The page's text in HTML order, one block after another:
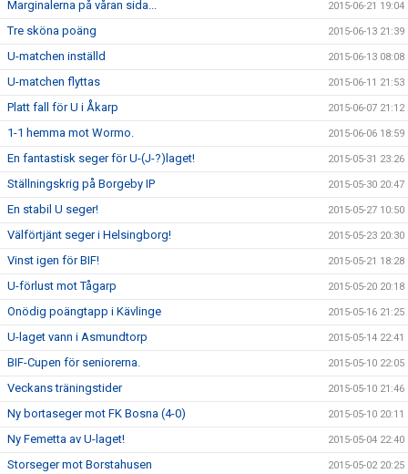
Marginalerna på våran sida... 2015-06-21 19:04
Tre sköna poäng 2015-06-13 21:39
U-matchen inställd 2015-06-13 08:08
U-matchen flyttas 2015-06-11 21:53
Platt fall för U i Åkarp 2015-06-07 21:12
1-1 hemma mot Wormo. 2015-06-06 18:59
En fantastisk seger för U-(J-?)laget! 2015-05-31 23:26
Ställningskrig på Borgeby IP 2015-05-30 20:47
En stabil U seger! 2015-05-27 10:50
Välförtjänt seger i Helsingborg! 2015-05-23 20:30
Vinst igen för BIF! 2015-05-21 18:28
U-förlust mot Tågarp 2015-05-20 20:18
Onödig poängtapp i Kävlinge 2015-05-16 21:25
U-laget vann i Asmundtorp 2015-05-14 22:41
BIF-Cupen för seniorerna. 2015-05-10 22:05
Veckans träningstider 2015-05-10 21:46
Ny bortaseger mot FK Bosna (4-0) 2015-05-10 20:11
Ny Femetta av U-laget! 2015-05-04 22:40
Storseger mot Borstahusen 2015-05-02 20:25